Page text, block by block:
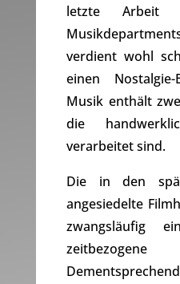
letzte Arbeit
verdient wohl
einen Nostalgie-
Musik enthält
die
verarbeitet sind.
Die in den
angesiedelte
zwangsläufig